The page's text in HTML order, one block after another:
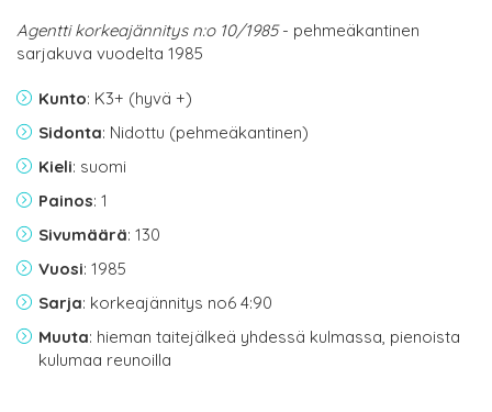
Agentti korkeajännitys n:o 10/1985- pehmeäkantinen
sarjakuva vuodelta 1985
Kunto: K3+ (hyvä +)
Sidonta: Nidottu (pehmeäkantinen)
Kieli: suomi
Painos: 1
Sivumäärä: 130
Vuosi: 1985
Sarja: korkeajännitys no6 4:90
Muuta: hieman taitejälkeä yhdessä kulmassa, pienoista
kulumaa reunoilla